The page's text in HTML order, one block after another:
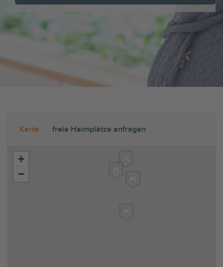
Karte freie Heimplätze anfragen
+
−